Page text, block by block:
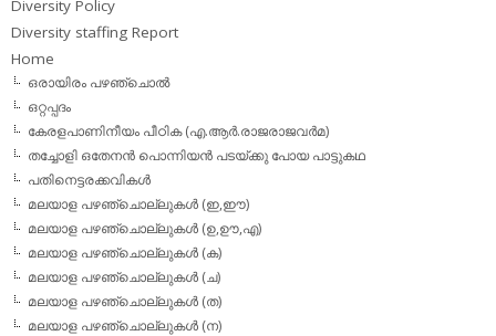
Diversity Policy
Diversity staffing Report
Home
ഒരായിരം പഴഞ്ചൊല്‍
ഒറ്റപ്പദം
കേരളപാണിനീയം പീഠിക (എ.ആര്‍.രാജരാജവര്‍മ)
തച്ചോളി ഒതേനൻ പൊന്നിയൻ പടയ്‌ക്കു പോയ പാട്ടുകഥ
പതിനെട്ടരക്കവികള്‍
മലയാള പഴഞ്ചൊല്ലുകള്‍ (ഇ,ഈ)
മലയാള പഴഞ്ചൊല്ലുകള്‍ (ഉ,ഊ,എ)
മലയാള പഴഞ്ചൊല്ലുകള്‍ (ക)
മലയാള പഴഞ്ചൊല്ലുകള്‍ (ച)
മലയാള പഴഞ്ചൊല്ലുകള്‍ (ത)
മലയാള പഴഞ്ചൊല്ലുകള്‍ (ന)